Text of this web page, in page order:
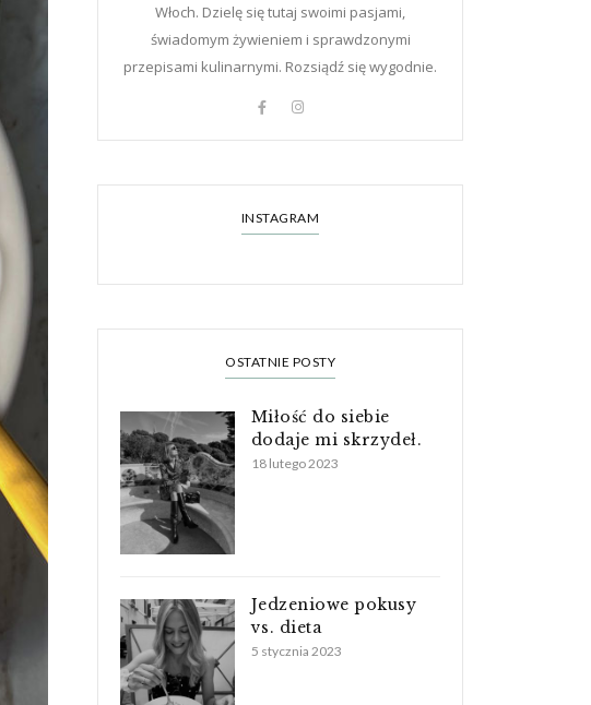
Włoch. Dzielę się tutaj swoimi pasjami,
świadomym żywieniem i sprawdzonymi
przepisami kulinarnymi. Rozsiądź się wygodnie.
INSTAGRAM
OSTATNIE POSTY
Miłość do siebie
dodaje mi skrzydeł.
18 lutego 2023
Jedzeniowe pokusy
vs. dieta
5 stycznia 2023